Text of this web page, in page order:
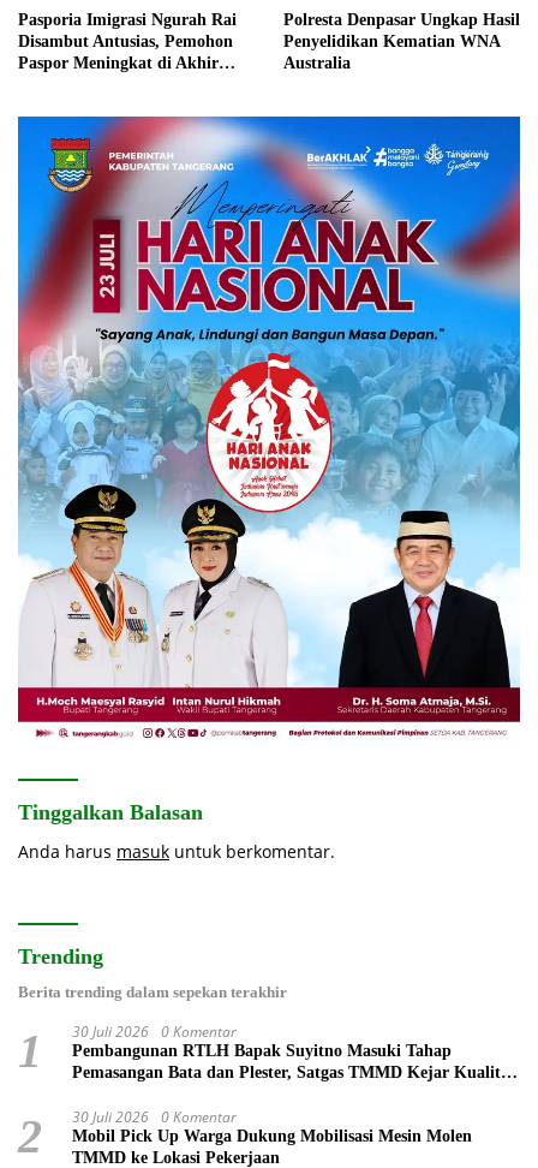
Pasporia Imigrasi Ngurah Rai
Disambut Antusias, Pemohon
Paspor Meningkat di Akhir
Polresta Denpasar Ungkap Hasil
Penyelidikan Kematian WNA
Australia
Tinggalkan Balasan
Anda harus masuk untuk berkomentar.
Trending
Berita trending dalam sepekan terakhir
1 30 Juli 2026 0 Komentar
Pembangunan RTLH Bapak Suyitno Masuki Tahap
Pemasangan Bata dan Plester, Satgas TMMD Kejar Kualitas
2 30 Juli 2026 0 Komentar
Mobil Pick Up Warga Dukung Mobilisasi Mesin Molen
TMMD ke Lokasi Pekerjaan